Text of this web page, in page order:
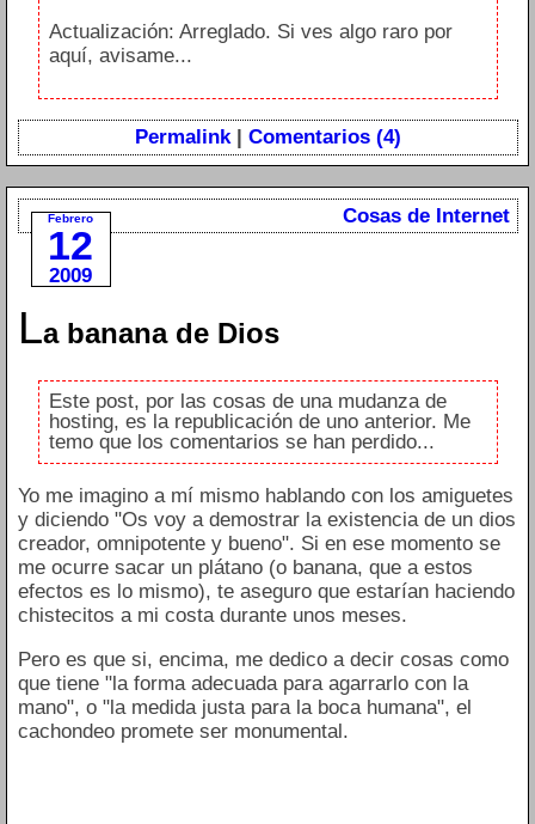
Actualización: Arreglado. Si ves algo raro por
aquí, avisame...
Permalink| Comentarios (4)
Febrero
12
2009
Cosas de Internet
La banana de Dios
Este post, por las cosas de una mudanza de
hosting, es la republicación de uno anterior. Me
temo que los comentarios se han perdido...
Yo me imagino a mí mismo hablando con los amiguetes
y diciendo "Os voy a demostrar la existencia de un dios
creador, omnipotente y bueno". Si en ese momento se
me ocurre sacar un plátano (o banana, que a estos
efectos es lo mismo), te aseguro que estarían haciendo
chistecitos a mi costa durante unos meses.
Pero es que si, encima, me dedico a decir cosas como
que tiene "la forma adecuada para agarrarlo con la
mano", o "la medida justa para la boca humana", el
cachondeo promete ser monumental.